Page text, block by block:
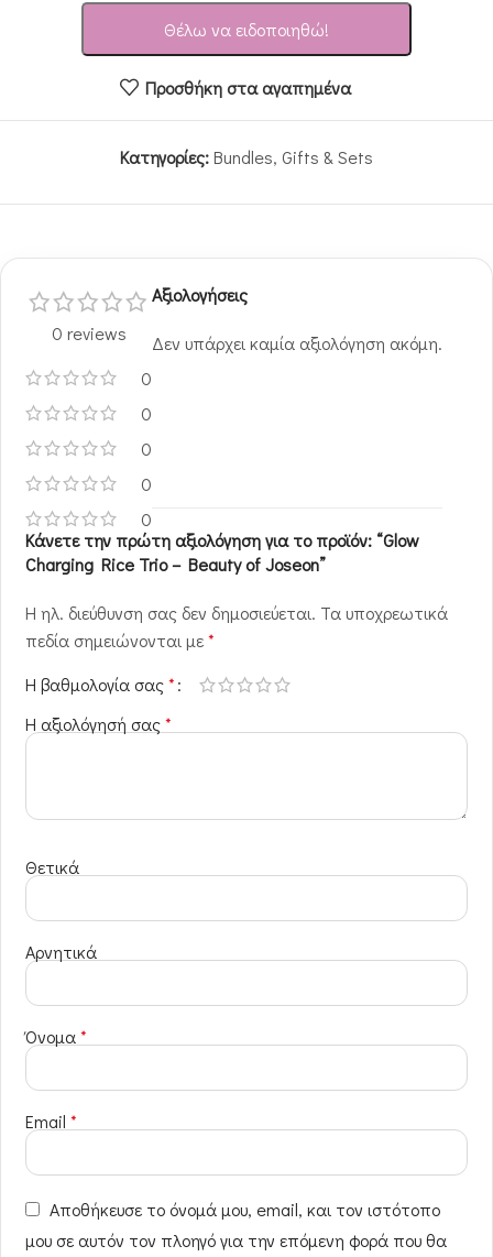
Θέλω να ειδοποιηθώ!
Προσθήκη στα αγαπημένα
Κατηγορίες:Bundles, Gifts & Sets
0 reviews
0
0
0
0
0
Αξιολογήσεις
Δεν υπάρχει καμία αξιολόγηση ακόμη.
Κάνετε την πρώτη αξιολόγηση για το προϊόν: “Glow
Charging Rice Trio – Beauty of Joseon”
Η ηλ. διεύθυνση σας δεν δημοσιεύεται. Τα υποχρεωτικά
πεδία σημειώνονται με*
Η βαθμολογία σας*
Η αξιολόγησή σας*
Θετικά
Αρνητικά
Όνομα*
Email *
Αποθήκευσε το όνομά μου, email, και τον ιστότοπο
μου σε αυτόν τον πλοηγό για την επόμενη φορά που θα